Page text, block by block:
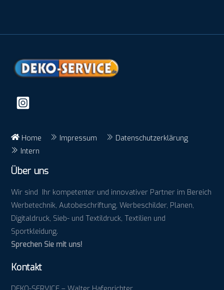
Back
To
Home Impressum
Datenschutzerklärung
Intern
Über uns
Wir sind Ihr kompetenter und innovativer Partner im Bereich
Werbetechnik, Autobeschriftung, Werbeschilder, Planen,
Digitaldruck, Sieb- und Textildruck, Textilien und
Sportkleidung.
Sprechen Sie mit uns!
Kontakt